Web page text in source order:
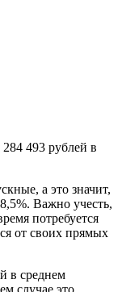
493 рублей в
, а это значит,
Важно учесть,
потребуется
от своих прямых
в среднем
случае это